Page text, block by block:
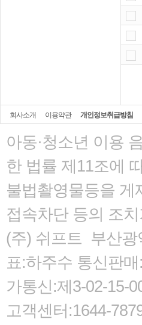
회사소개 이용약관 개인정보취급방침
아동·청소년 이용
한 법률 제11조에
불법촬영물등을 게
접속차단 등의 조
(주) 쉬프트 부산광
표:하주수 통신판
가통신:제3-02-15-
고객센터:1644-